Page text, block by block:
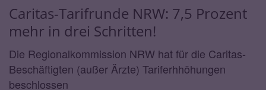
Caritas-Tarifrunde NRW: 7,5 Prozent
mehr in drei Schritten!
Die Regionalkommission NRW hat für die Caritas-
Beschäftigten (außer Ärzte) Tariferhhöhungen
beschlossen